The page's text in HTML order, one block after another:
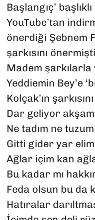
Başlangıç’
YouTube’tan
önerdiği Şebnem
şarkısını
Madem
Yeddiemin Bey’e
Kolçak’ın
Dar geliyor
Ne tadım ne
Gitti gider yar
Ağlar içim kan
Bu kadar mı
Feda olsun bu da
Hatıralar